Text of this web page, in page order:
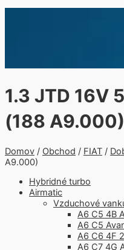
1.3 JTD 16V
(188 A9.000)
Domov / Obchod / FIAT /
A9.000)
Hybridné turbo
Airmatic
Vzduchové
A6 C5 4B
A6 C5
A6 C6 4F
A6 C7 4G